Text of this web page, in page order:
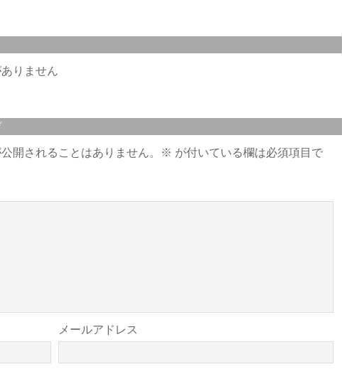
りません
開されることはありません。 ※ が付いている欄は必須項目で
メールアドレス